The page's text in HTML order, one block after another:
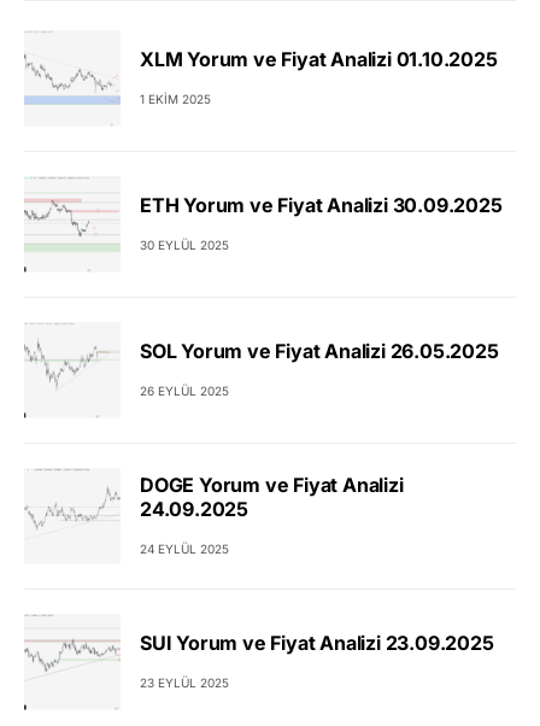
XLM Yorum ve Fiyat Analizi 01.10.2025
1 EKIM 2025
ETH Yorum ve Fiyat Analizi 30.09.2025
30 EYLÜL 2025
SOL Yorum ve Fiyat Analizi 26.05.2025
26 EYLÜL 2025
DOGE Yorum ve Fiyat Analizi
24.09.2025
24 EYLÜL 2025
SUI Yorum ve Fiyat Analizi 23.09.2025
23 EYLÜL 2025